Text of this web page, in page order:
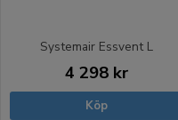
Systemair Essvent L
4 298 kr
Köp